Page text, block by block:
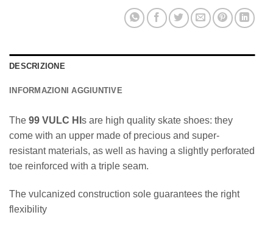
DESCRIZIONE
INFORMAZIONI AGGIUNTIVE
The 99 VULC HI s are high quality skate shoes: they
come with an upper made of precious and super-
resistant materials, as well as having a slightly perforated
toe reinforced with a triple seam.
The vulcanized construction sole guarantees the right
flexibility